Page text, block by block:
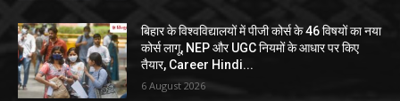
बिहार के विश्वविद्यालयों में पीजी कोर्स के 46 विषयों का नया
कोर्स लागू, NEP और UGC नियमों के आधार पर किए
तैयार, Career Hindi...
6 August 2026